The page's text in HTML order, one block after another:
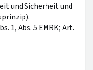
und Sicherheit und
1, Abs. 5 EMRK; Art.